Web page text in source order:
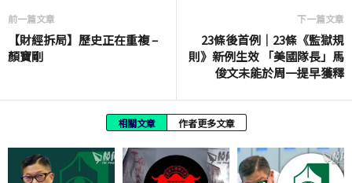
前一篇文章
【財經拆局】歷史正在重複 –
顏寶剛
下一篇文章
23條後首例｜23條《監獄規
則》新例生效 「美國隊長」馬
俊文未能於周一提早獲釋
相關文章 作者更多文章